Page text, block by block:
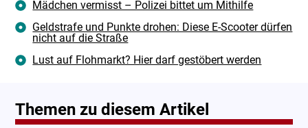
Mädchen vermisst – Polizei bittet um Mithilfe
Geldstrafe und Punkte drohen: Diese E-Scooter dürfen
nicht auf die Straße
Lust auf Flohmarkt? Hier darf gestöbert werden
Themen zu diesem Artikel